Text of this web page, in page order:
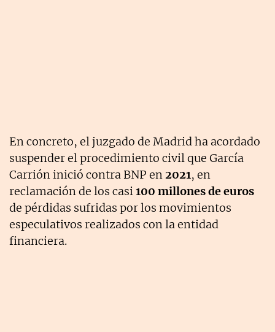
En concreto, el juzgado de Madrid ha acordado
suspender el procedimiento civil que García
Carrión inició contra BNP en2021, en
reclamación de los casi100 millones de euros
de pérdidas sufridas por los movimientos
especulativos realizados con la entidad
financiera.